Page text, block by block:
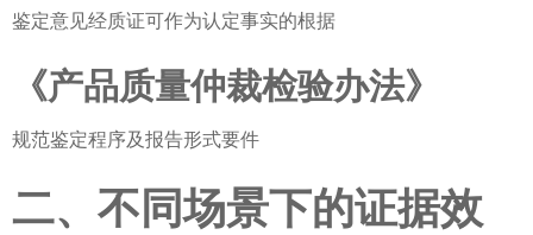
鉴定意见经质证可作为认定事实的根据
《产品质量仲裁检验办法》
规范鉴定程序及报告形式要件
二、不同场景下的证据效